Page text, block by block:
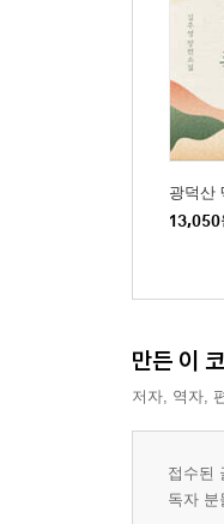
광덕산
13,050
만든 이
저자, 역자,
접수된
독자